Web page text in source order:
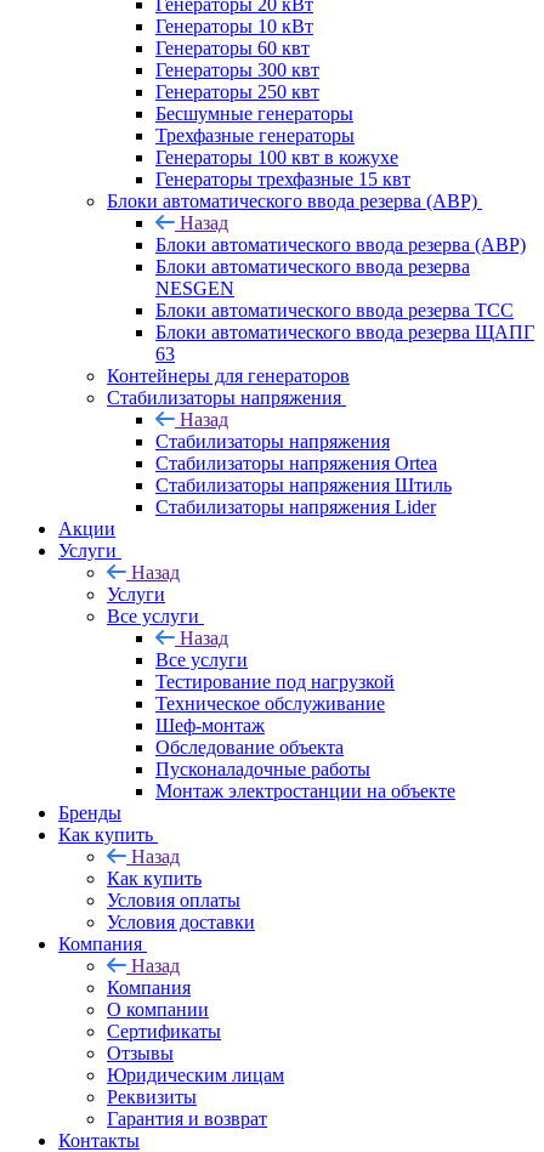
Генераторы 20 кВт
Генераторы 10 кВт
Генераторы 60 квт
Генераторы 300 квт
Генераторы 250 квт
Бесшумные генераторы
Трехфазные генераторы
Генераторы 100 квт в кожухе
Генераторы трехфазные 15 квт
Блоки автоматического ввода резерва (АВР)
Назад
Блоки автоматического ввода резерва (АВР)
Блоки автоматического ввода резерва
NESGEN
Блоки автоматического ввода резерва ТСС
Блоки автоматического ввода резерва ЩАПГ
63
Контейнеры для генераторов
Стабилизаторы напряжения
Назад
Стабилизаторы напряжения
Стабилизаторы напряжения Ortea
Стабилизаторы напряжения Штиль
Стабилизаторы напряжения Lider
Акции
Услуги
Назад
Услуги
Все услуги
Назад
Все услуги
Тестирование под нагрузкой
Техническое обслуживание
Шеф-монтаж
Обследование объекта
Пусконаладочные работы
Монтаж электростанции на объекте
Бренды
Как купить
Назад
Как купить
Условия оплаты
Условия доставки
Компания
Назад
Компания
О компании
Сертификаты
Отзывы
Юридическим лицам
Реквизиты
Гарантия и возврат
Контакты